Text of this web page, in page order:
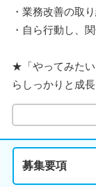
・業務改善の取
・自ら行動し、
★「やってみた
らしっかりと成
募集要項